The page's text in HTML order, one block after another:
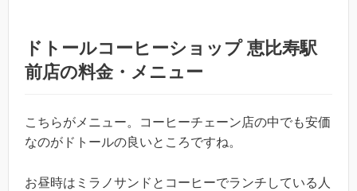
ドトールコーヒーショップ 恵比寿駅
前店の料金・メニュー
こちらがメニュー。コーヒーチェーン店の中でも安価
なのがドトールの良いところですね。
お昼時はミラノサンドとコーヒーでランチしている人